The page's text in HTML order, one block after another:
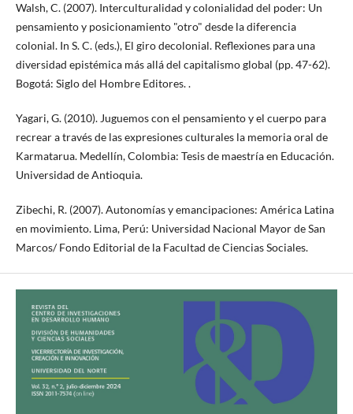
Walsh, C. (2007). Interculturalidad y colonialidad del poder: Un
pensamiento y posicionamiento "otro" desde la diferencia
colonial. In S. C. (eds.), El giro decolonial. Reflexiones para una
diversidad epistémica más allá del capitalismo global (pp. 47-62).
Bogotá: Siglo del Hombre Editores. .
Yagari, G. (2010). Juguemos con el pensamiento y el cuerpo para
recrear a través de las expresiones culturales la memoria oral de
Karmatarua. Medellín, Colombia: Tesis de maestría en Educación.
Universidad de Antioquia.
Zibechi, R. (2007). Autonomías y emancipaciones: América Latina
en movimiento. Lima, Perú: Universidad Nacional Mayor de San
Marcos/ Fondo Editorial de la Facultad de Ciencias Sociales.